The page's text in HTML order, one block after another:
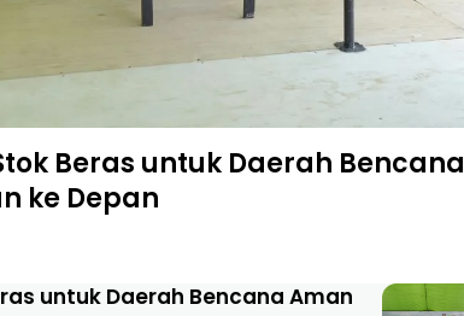
Beras untuk Daerah Bencana
ke Depan
untuk Daerah Bencana Aman